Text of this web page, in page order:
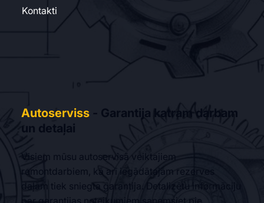
Autoserviss - Garantija katram darbam
un detaļai
Visiem mūsu autoservisā veiktajiem
remontdarbiem, kā arī iegādātajām rezerves
daļām tiek sniegta garantija. Detalizētu informāciju
Kontakti